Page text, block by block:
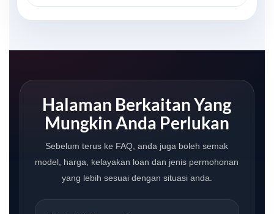
Halaman Berkaitan Yang
Mungkin Anda Perlukan
Sebelum terus ke FAQ, anda juga boleh semak
model, harga, kelayakan loan dan jenis permohonan
yang lebih sesuai dengan situasi anda.